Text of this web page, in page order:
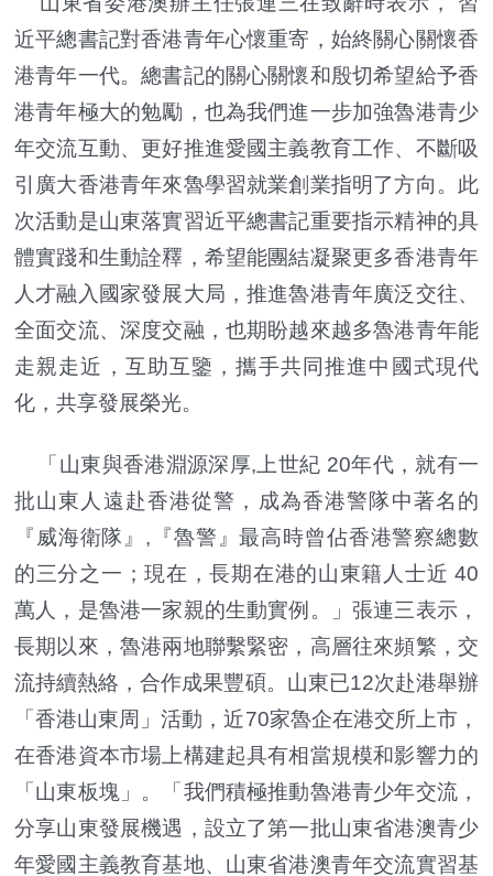
近平總書記對香港青年心懷重寄，始終關心關懷香
港青年一代。總書記的關心關懷和殷切希望給予香
港青年極大的勉勵，也為我們進一步加強魯港青少
年交流互動、更好推進愛國主義教育工作、不斷吸
引廣大香港青年來魯學習就業創業指明了方向。此
次活動是山東落實習近平總書記重要指示精神的具
體實踐和生動詮釋，希望能團結凝聚更多香港青年
人才融入國家發展大局，推進魯港青年廣泛交往、
全面交流、深度交融，也期盼越來越多魯港青年能
走親走近，互助互鑒，攜手共同推進中國式現代
化，共享發展榮光。
「山東與香港淵源深厚,上世紀 20年代，就有一
批山東人遠赴香港從警，成為香港警隊中著名的
『威海衛隊』,『魯警』最高時曾佔香港警察總數
的三分之一；現在，長期在港的山東籍人士近 40
萬人，是魯港一家親的生動實例。」張連三表示，
長期以來，魯港兩地聯繫緊密，高層往來頻繁，交
流持續熱絡，合作成果豐碩。山東已12次赴港舉辦
「香港山東周」活動，近70家魯企在港交所上市，
在香港資本市場上構建起具有相當規模和影響力的
「山東板塊」。「我們積極推動魯港青少年交流，
分享山東發展機遇，設立了第一批山東省港澳青少
年愛國主義教育基地、山東省港澳青年交流實習基